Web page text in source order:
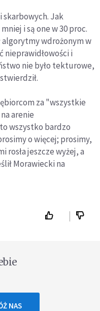
skarbowych. Jak
i są one w 30 proc.
wdrożonym w
nieprawidłowości i
nie było tekturowe,
za "wszystkie
arenie
wszystko bardzo
o więcej; prosimy,
rosła jeszcze wyżej, a
Morawiecki na
NAS